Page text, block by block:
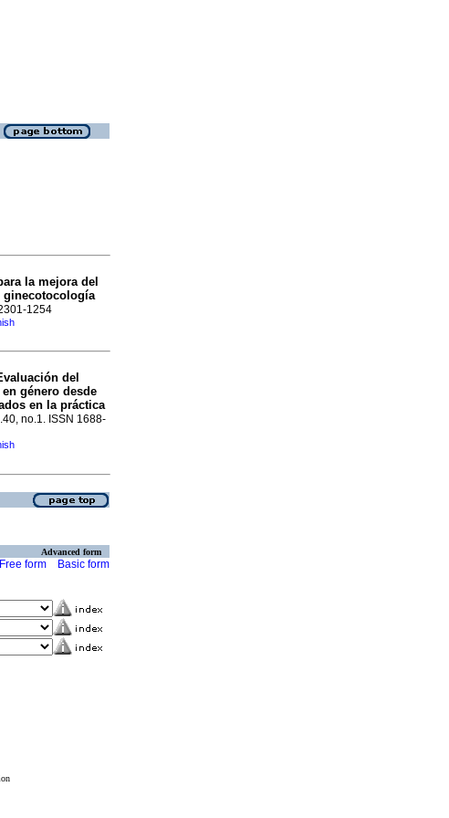
la mejora del
ginecotocología
1254
del
género desde
en la práctica
no.1. ISSN 1688-
Advanced form
Free form Basic form